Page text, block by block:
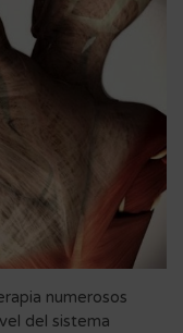
numerosos
del sistema